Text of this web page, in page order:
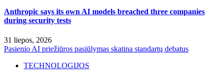
Anthropic says its own AI models breached three companies
during security tests
31 liepos, 2026
Pasienio AI priežiūros pasiūlymas skatina standartų debatus
TECHNOLOGIJOS